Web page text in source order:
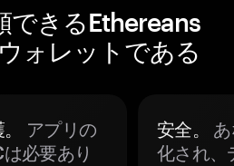
できるEthereans
ォレットである
アプリの
必要あり
安全。
化され、